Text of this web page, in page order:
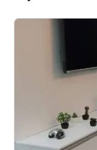
Aqui você
imóvel que mais
Negocie seu
segurança e
consegue comprar
mesmo não
fazer tudo online,
smartphone. Nós
simplificar a
compradores com